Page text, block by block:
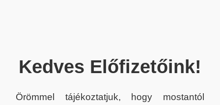
Kedves Előfizetőink!
Örömmel tájékoztatjuk, hogy mostantól